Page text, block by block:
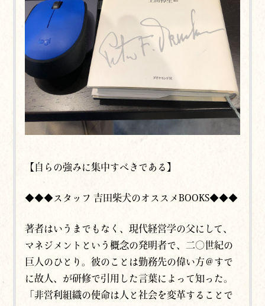
【自らの強みに集中すべきである】
◆◆◆スタッフ 吉田柴犬のオススメBOOKS◆◆◆
著者はいうまでもなく、現代経営学の父にして、
マネジメントという概念の発明者で、二〇世紀の
巨人のひとり。彼のことは勤務先の偉い方＠すで
に故人、が研修で引用した言葉によって知った。
「非営利組織の使命は人と社会を変革することで